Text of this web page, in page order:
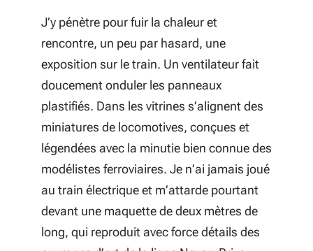
J’y pénètre pour fuir la chaleur et
rencontre, un peu par hasard, une
exposition sur le train. Un ventilateur fait
doucement onduler les panneaux
plastifiés. Dans les vitrines s’alignent des
miniatures de locomotives, conçues et
légendées avec la minutie bien connue des
modélistes ferroviaires. Je n’ai jamais joué
au train électrique et m’attarde pourtant
devant une maquette de deux mètres de
long, qui reproduit avec force détails des